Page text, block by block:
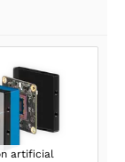
artificial